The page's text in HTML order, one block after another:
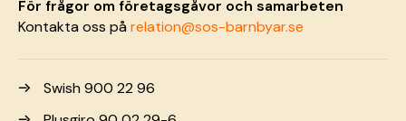
För frågor om företagsgåvor och samarbeten
Kontakta oss pårelation@sos-barnbyar.se
Swish 900 22 96